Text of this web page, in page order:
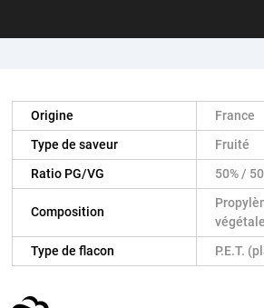
Origine
France
Type de saveur
Fruité
Ratio PG/VG
50% /
Composition
Type de flacon
P.E.T.